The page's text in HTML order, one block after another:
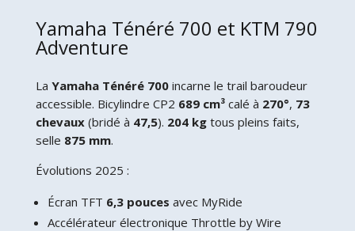
Yamaha Ténéré 700 et KTM 790
Adventure
La Yamaha Ténéré 700incarne le trail baroudeur
accessible. Bicylindre CP2 689 cm³calé à 270°, 73
chevaux(bridé à 47,5). 204 kgtous pleins faits,
selle 875 mm.
Évolutions 2025 :
Écran TFT 6,3 pouces avec MyRide
Accélérateur électronique Throttle by Wire